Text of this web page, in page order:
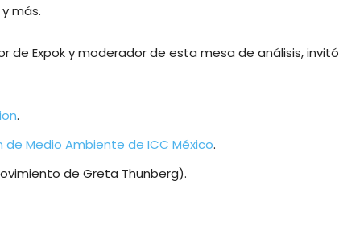
más.
de Expok y moderador de esta mesa de análisis, invitó
.
de Medio Ambiente de ICC México.
de Greta Thunberg).